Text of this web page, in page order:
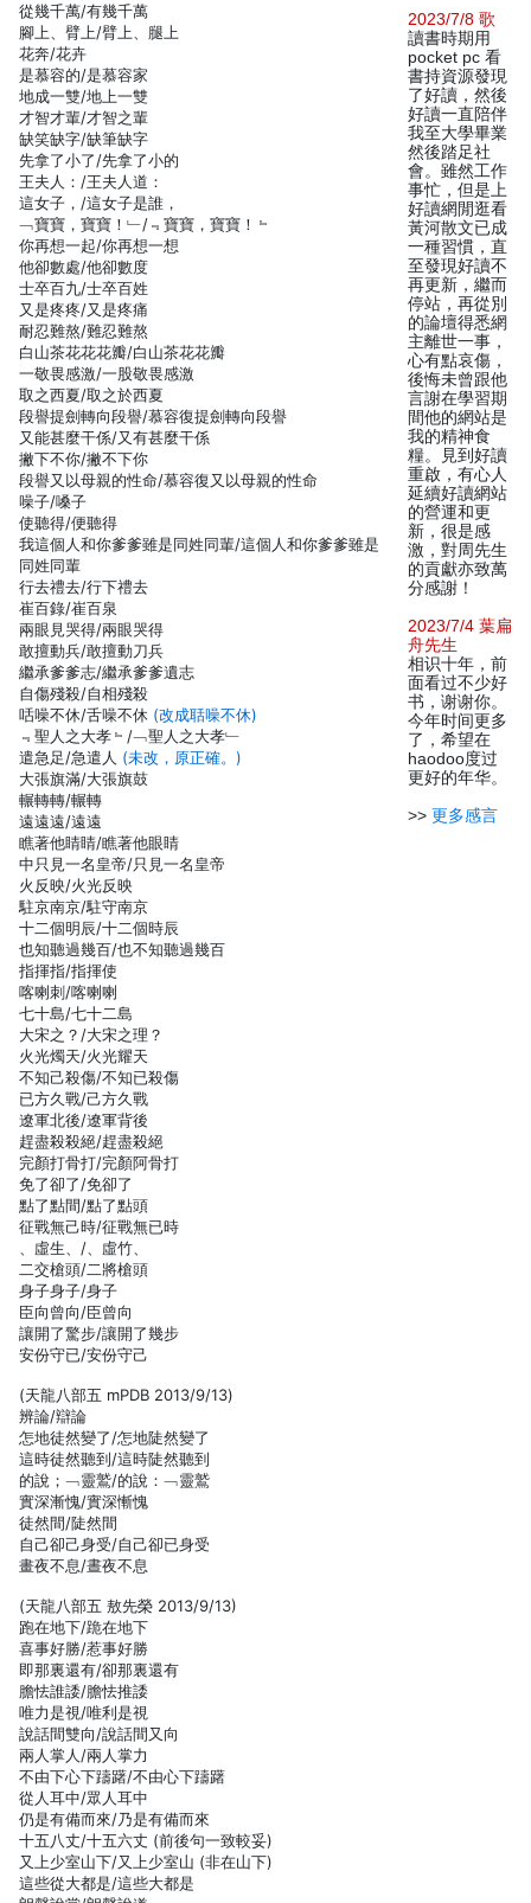
從幾千萬/有幾千萬
腳上、臂上/臂上、腿上
花奔/花卉
是慕容的/是慕容家
地成一雙/地上一雙
才智才輩/才智之輩
缺笑缺字/缺筆缺字
先拿了小了/先拿了小的
王夫人：/王夫人道：
這女子，/這女子是誰，
﹁寶寶，寶寶！﹂/﹃寶寶，寶寶！﹄
你再想一起/你再想一想
他卻數處/他卻數度
士卒百九/士卒百姓
又是疼疼/又是疼痛
耐忍難熬/難忍難熬
白山茶花花花瓣/白山茶花花瓣
一敬畏感激/一股敬畏感激
取之西夏/取之於西夏
段譽提劍轉向段譽/慕容復提劍轉向段譽
又能甚麼干係/又有甚麼干係
撇下不你/撇不下你
段譽又以母親的性命/慕容復又以母親的性命
噪子/嗓子
使聽得/便聽得
我這個人和你爹爹雖是同姓同輩/這個人和你爹爹雖是
同姓同輩
行去禮去/行下禮去
崔百錄/崔百泉
兩眼見哭得/兩眼哭得
敢擅動兵/敢擅動刀兵
繼承爹爹志/繼承爹爹遺志
自傷殘殺/自相殘殺
咶噪不休/舌噪不休 (改成聒噪不休)
﹃聖人之大孝﹄/﹁聖人之大孝﹂
遣急足/急遣人 (未改，原正確。)
大張旗滿/大張旗鼓
輾轉轉/輾轉
遠遠遠/遠遠
瞧著他睛睛/瞧著他眼睛
中只見一名皇帝/只見一名皇帝
火反映/火光反映
駐京南京/駐守南京
十二個明辰/十二個時辰
也知聽過幾百/也不知聽過幾百
指揮指/指揮使
喀喇刺/喀喇喇
七十島/七十二島
大宋之？/大宋之理？
火光燭天/火光耀天
不知己殺傷/不知已殺傷
已方久戰/己方久戰
遼軍北後/遼軍背後
趕盡殺殺絕/趕盡殺絕
完顏打骨打/完顏阿骨打
免了卻了/免卻了
點了點間/點了點頭
征戰無己時/征戰無已時
、虛生、/、虛竹、
二交槍頭/二將槍頭
身子身子/身子
臣向曾向/臣曾向
讓開了驚步/讓開了幾步
安份守已/安份守己
(天龍八部五 mPDB 2013/9/13)
辨論/辯論
怎地徒然變了/怎地陡然變了
這時徒然聽到/這時陡然聽到
的說；﹁靈鷲/的說：﹁靈鷲
實深漸愧/實深慚愧
徒然間/陡然間
自己卻己身受/自己卻已身受
畫夜不息/晝夜不息
(天龍八部五 敖先榮 2013/9/13)
跑在地下/跪在地下
喜事好勝/惹事好勝
即那裏還有/卻那裏還有
膽怯誰諉/膽怯推諉
唯力是視/唯利是視
說話間雙向/說話間又向
兩人掌人/兩人掌力
不由下心下躊躇/不由心下躊躇
從人耳中/眾人耳中
仍是有備而來/乃是有備而來
十五八丈/十五六丈 (前後句一致較妥)
又上少室山下/又上少室山 (非在山下)
這些從大都是/這些大都是
2023/7/8 歌
讀書時期用
pocket pc 看
書持資源發現
了好讀，然後
好讀一直陪伴
我至大學畢業
然後踏足社
會。雖然工作
事忙，但是上
好讀網閒逛看
黃河散文已成
一種習慣，直
至發現好讀不
再更新，繼而
停站，再從別
的論壇得悉網
主離世一事，
心有點哀傷，
後悔未曾跟他
言謝在學習期
間他的網站是
我的精神食
糧。見到好讀
重啟，有心人
延續好讀網站
的營運和更
新，很是感
激，對周先生
的貢獻亦致萬
分感謝！
2023/7/4 葉扁
舟先生
相识十年，前
面看过不少好
书，谢谢你。
今年时间更多
了，希望在
haodoo度过
更好的年华。
>> 更多感言